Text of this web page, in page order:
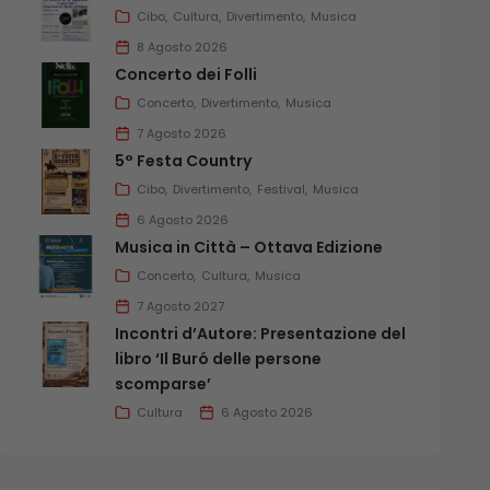
Cibo Cultura Divertimento Musica
8 Agosto 2026
Concerto dei Folli
Concerto Divertimento Musica
7 Agosto 2026
5° Festa Country
Cibo Divertimento Festival Musica
6 Agosto 2026
Musica in Città – Ottava Edizione
Concerto Cultura Musica
7 Agosto 2027
Incontri d’Autore: Presentazione del
libro ‘Il Buró delle persone
scomparse’
Cultura 6 Agosto 2026